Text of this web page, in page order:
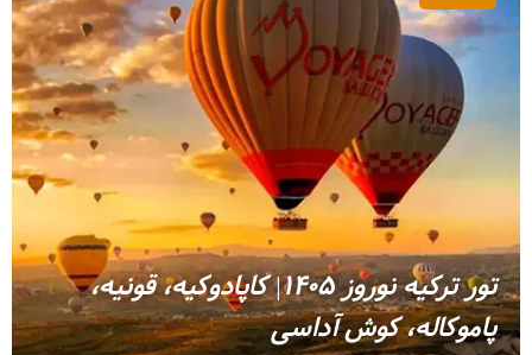
تور ترکیه نوروز 1405| کاپادوکیه، قونیه،
پاموکاله، کوش آداسی